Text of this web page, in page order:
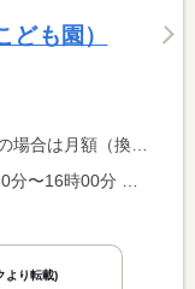
も園）
合は時間額を表示しています。
より転載)